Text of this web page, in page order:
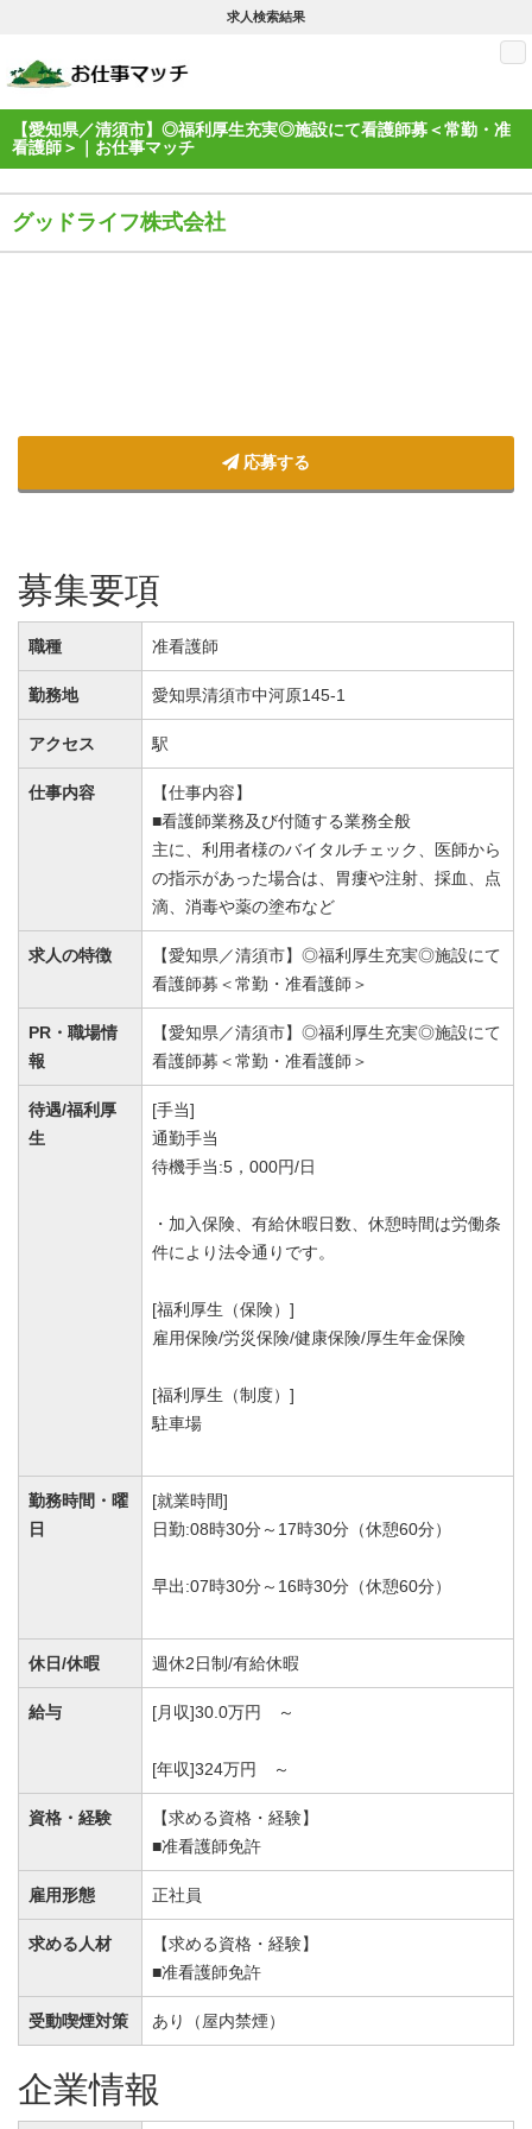
求人検索結果
【愛知県／清須市】◎福利厚生充実◎施設にて看護師募＜常勤・准
看護師＞｜お仕事マッチ
グッドライフ株式会社
応募する
募集要項
職種 准看護師
勤務地 愛知県清須市中河原145-1
アクセス 駅
仕事内容
【仕事内容】
■看護師業務及び付随する業務全般
主に、利用者様のバイタルチェック、医師から
の指示があった場合は、胃瘻や注射、採血、点
滴、消毒や薬の塗布など
求人の特徴
【愛知県／清須市】◎福利厚生充実◎施設にて
看護師募＜常勤・准看護師＞
PR・職場情
報
【愛知県／清須市】◎福利厚生充実◎施設にて
看護師募＜常勤・准看護師＞
待遇/福利厚
生
[手当]
通勤手当
待機手当:5，000円/日
・加入保険、有給休暇日数、休憩時間は労働条
件により法令通りです。
[福利厚生（保険）]
雇用保険/労災保険/健康保険/厚生年金保険
[福利厚生（制度）]
駐車場
勤務時間・曜
日
[就業時間]
日勤:08時30分～17時30分（休憩60分）
早出:07時30分～16時30分（休憩60分）
休日/休暇 週休2日制/有給休暇
給与 [月収]30.0万円 ～
[年収]324万円 ～
資格・経験
【求める資格・経験】
■准看護師免許
雇用形態 正社員
求める人材
【求める資格・経験】
■准看護師免許
受動喫煙対策 あり（屋内禁煙）
企業情報